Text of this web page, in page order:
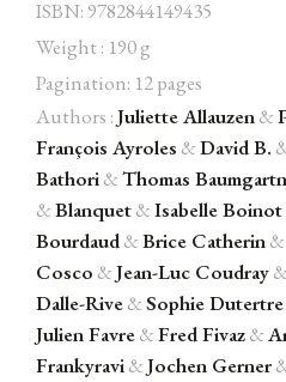
Facebook Instagram
incandescence
ISBN: 9782844149435
Weight : 190 g
Pagination: 12 pages
Authors :Juliette Allauzen&
François Ayroles &David B.
Bathori&Thomas
&Blanquet&Isabelle Boinot
Bourdaud&Brice Catherin&
Cosco &Jean-Luc Coudray&
Dalle-Rive&Sophie Dutertre
Julien Favre&Fred Fivaz&
Frankyravi&Jochen Gerner